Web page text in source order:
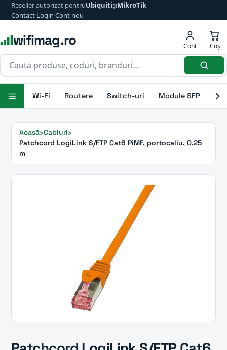
Reseller autorizat pentruUbiquitișiMikroTik
Contact·Login·Cont nou
wifimag.ro Cont Coș
Wi-Fi Routere Switch-uri Module SFP
Acasă Cabluri
Patchcord LogiLink S/FTP Cat6 PiMF, portocaliu, 0.25
m